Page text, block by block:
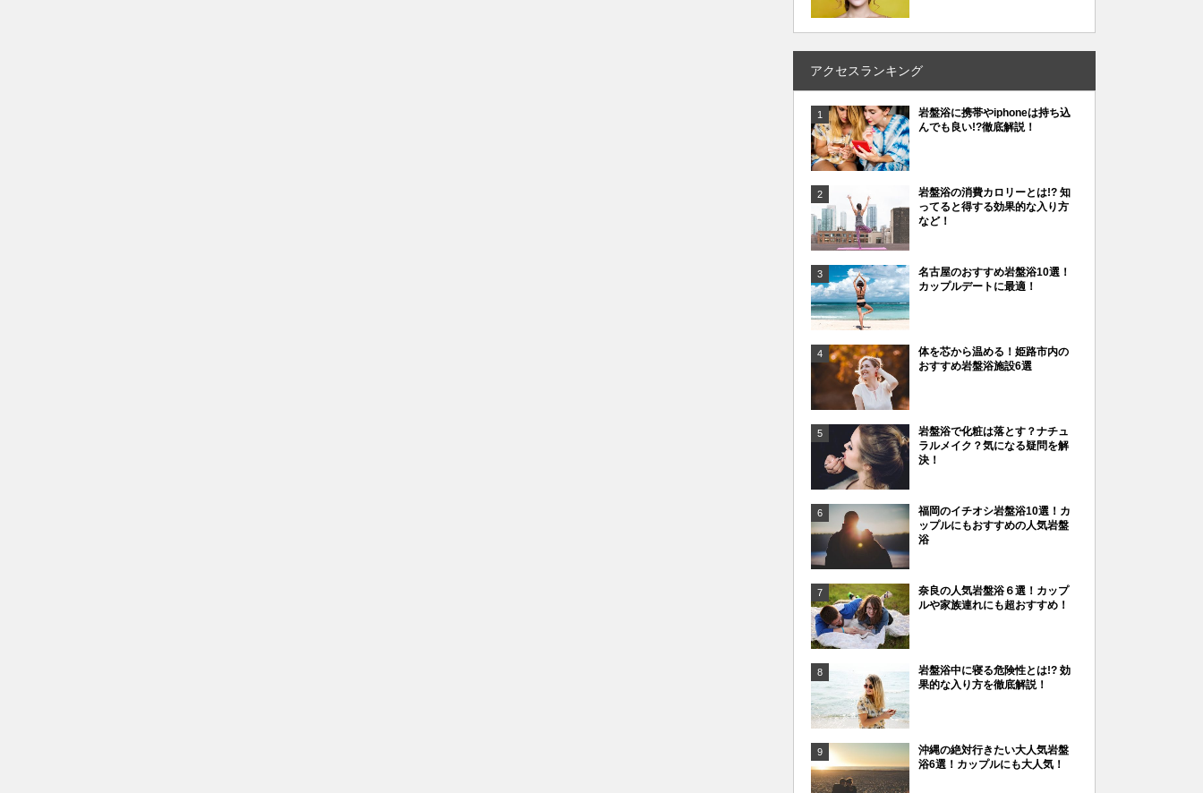
アクセスランキング
1
岩盤浴に携帯やiphoneは持ち込
んでも良い!?徹底解説！
2
岩盤浴の消費カロリーとは!? 知
ってると得する効果的な入り方
など！
3
名古屋のおすすめ岩盤浴10選！
カップルデートに最適！
4
体を芯から温める！姫路市内の
おすすめ岩盤浴施設6選
5
岩盤浴で化粧は落とす？ナチュ
ラルメイク？気になる疑問を解
決！
6
福岡のイチオシ岩盤浴10選！カ
ップルにもおすすめの人気岩盤
浴
7
奈良の人気岩盤浴６選！カップ
ルや家族連れにも超おすすめ！
8
岩盤浴中に寝る危険性とは!? 効
果的な入り方を徹底解説！
9
沖縄の絶対行きたい大人気岩盤
浴6選！カップルにも大人気！